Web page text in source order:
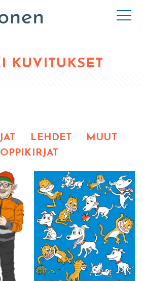
KUVITUKSET
LEHDET
MUUT
OPPIKIRJAT